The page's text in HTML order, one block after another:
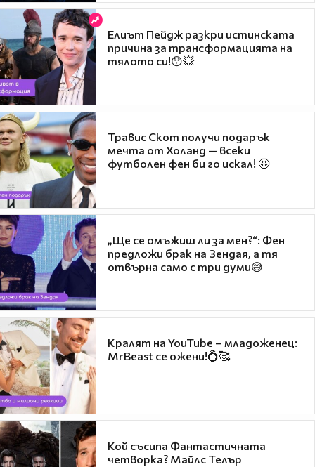
Елиът Пейдж разкри истинската
причина за трансформацията на
тялото си!😯💥
Травис Скот получи подарък
мечта от Холанд — всеки
футболен фен би го искал! 🤩
„Ще се омъжиш ли за мен?“: Фен
предложи брак на Зендая, а тя
отвърна само с три думи😅
Кралят на YouTube – младоженец:
MrBeast се ожени!💍🥰
Кой съсипа Фантастичната
четворка? Майлс Телър